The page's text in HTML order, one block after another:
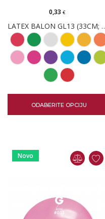
LATEX
0,33€
ODABERITE OPCIJU
Novo